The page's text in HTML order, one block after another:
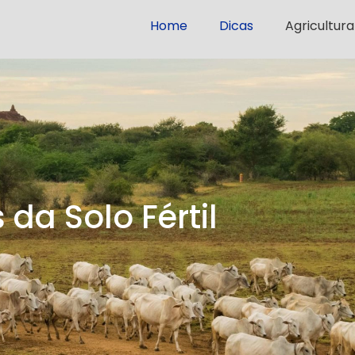
Home Dicas Agricultura
da Solo Fértil